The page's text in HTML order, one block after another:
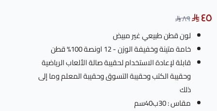
٤٥
٨٩
لون قطن طبيعي غير مبيض
خامة متينة وخفيفة الوزن - 12 اونصة 100% قطن
قابلة لإعادة الاستخدام لحقيبة صالة الألعاب الرياضية
وحقيبة الكتب وحقيبة التسوق وحقيبة المعلم وما إلى
ذلك
مقاس : 30ب40سم